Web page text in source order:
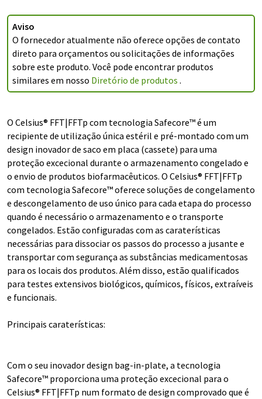
Aviso
O fornecedor atualmente não oferece opções de contato
direto para orçamentos ou solicitações de informações
sobre este produto. Você pode encontrar produtos
similares em nosso Diretório de produtos .
O Celsius® FFT|FFTp com tecnologia Safecore™ é um
recipiente de utilização única estéril e pré-montado com um
design inovador de saco em placa (cassete) para uma
proteção excecional durante o armazenamento congelado e
o envio de produtos biofarmacêuticos. O Celsius® FFT|FFTp
com tecnologia Safecore™ oferece soluções de congelamento
e descongelamento de uso único para cada etapa do processo
quando é necessário o armazenamento e o transporte
congelados. Estão configuradas com as caraterísticas
necessárias para dissociar os passos do processo a jusante e
transportar com segurança as substâncias medicamentosas
para os locais dos produtos. Além disso, estão qualificados
para testes extensivos biológicos, químicos, físicos, extraíveis
e funcionais.
Principais caraterísticas:
Com o seu inovador design bag-in-plate, a tecnologia
Safecore™ proporciona uma proteção excecional para o
Celsius® FFT|FFTp num formato de design comprovado que é